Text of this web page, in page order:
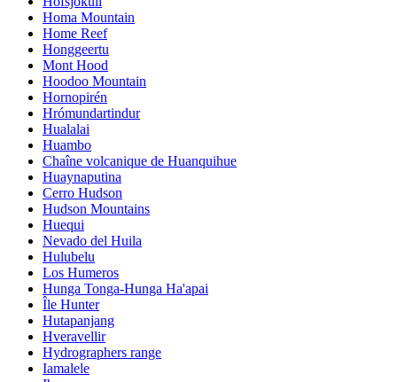
Homa Mountain
Home Reef
Honggeertu
Mont Hood
Hoodoo Mountain
Hornopirén
Hrómundartindur
Hualalai
Huambo
Chaîne volcanique de Huanquihue
Huaynaputina
Cerro Hudson
Hudson Mountains
Huequi
Nevado del Huila
Hulubelu
Los Humeros
Hunga Tonga-Hunga Ha'apai
Île Hunter
Hutapanjang
Hveravellir
Hydrographers range
Iamalele